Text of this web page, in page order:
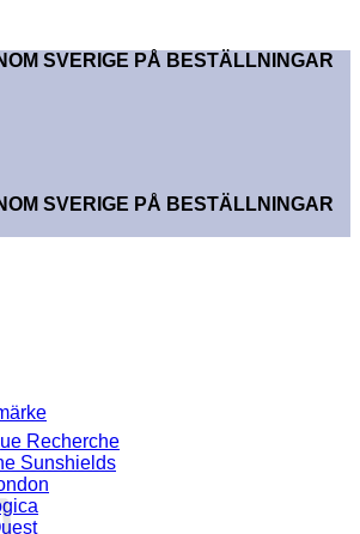
SVERIGE PÅ BESTÄLLNINGAR
SVERIGE PÅ BESTÄLLNINGAR
Recherche
Sunshields